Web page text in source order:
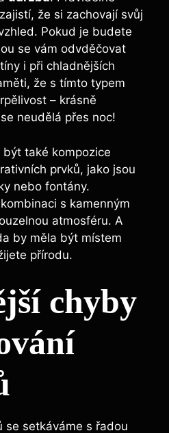
že si zachovají svůj
Pokud je budete
se vám odvděčovat
i při chladnějších
že s tímto typem
– krásně
neudělá přes noc!
také kompozice
prvků, jako jsou
nebo fontány.
s kamenným
atmosféru. A
by měla být místem
přírodu.
chyby
se setkáváme s řadou